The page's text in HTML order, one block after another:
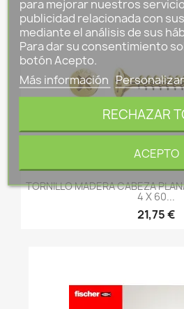
TORNILLO MADERA CABEZA
4 X 60...
21,75 €
para mejorar nuestros
publicidad relacionada con
mediante el análisis de sus
Para dar su consentimiento
botón Acepto.
Más información
RECHAZAR
ACEPTO